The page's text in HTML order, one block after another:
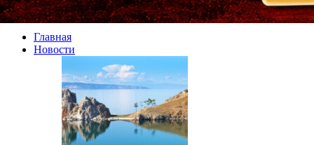
Главная
Новости